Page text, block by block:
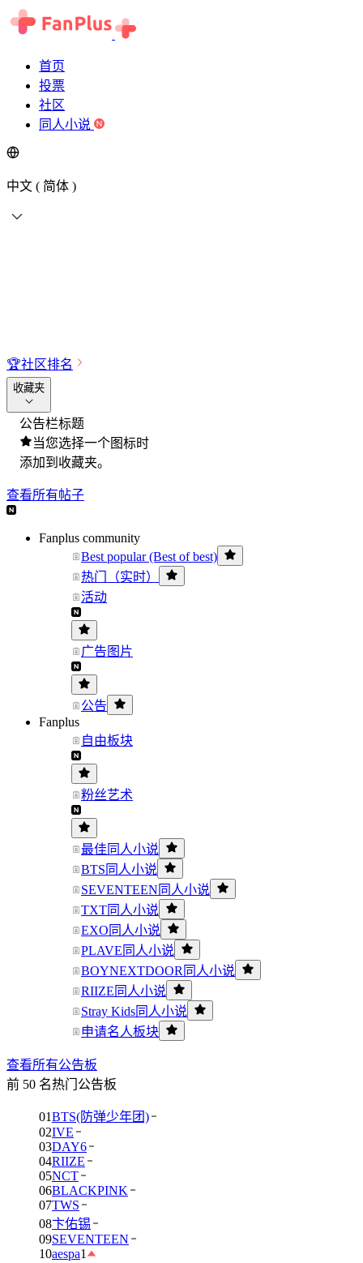
首页
投票
社区
同人小说
中文 ( 简体 )
🏆社区排名
收藏夹
公告栏标题
当您选择一个图标时
添加到收藏夹。
查看所有帖子
Fanplus community
Best popular (Best of best)
热门（实时）
活动
广告图片
公告
Fanplus
自由板块
粉丝艺术
最佳同人小说
BTS同人小说
SEVENTEEN同人小说
TXT同人小说
EXO同人小说
PLAVE同人小说
BOYNEXTDOOR同人小说
RIIZE同人小说
Stray Kids同人小说
申请名人板块
查看所有公告板
前 50 名热门公告板
01BTS(防弹少年团)
02IVE
03DAY6
04RIIZE
05NCT
06BLACKPINK
07TWS
08卞佑锡
09SEVENTEEN
10aespa1